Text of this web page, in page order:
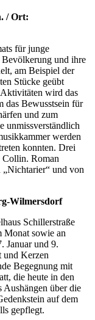
/ Ort:
für junge
und ihre
am Beispiel der
Stücke geübt
wird das
das Bewusstsein für
und zum
unmissverständlich
werden
konnten. Drei
Collin. Roman
und von
Wilmersdorf
Schillerstraße
Monat sowie an
Januar und 9.
und Kerzen
Begegnung mit
die heute in den
über die
auf dem
gepflegt.